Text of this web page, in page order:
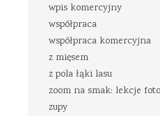
wpis komercyjny
współpraca
współpraca komercyjna
z mięsem
z pola łąki lasu
zoom na smak: lekcje
zupy